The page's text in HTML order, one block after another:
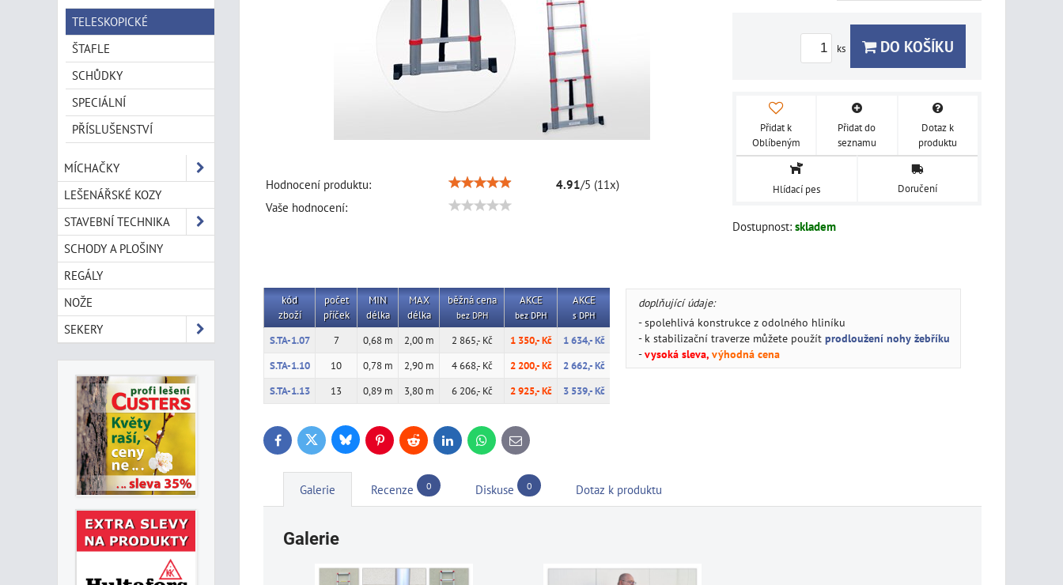
Hodnocení produktu: 4.91/5 (11x)
Vaše hodnocení:
ks DO KOŠÍKU
Přidat k
Oblíbeným
Přidat do
seznamu
Dotaz k
produktu
Hlídací pes Doručení
Dostupnost: skladem
kód
zboží
počet
příček
MIN
délka
MAX
délka
běžná cena
bez DPH
AKCE
bez DPH
AKCE
s DPH
S.TA-1.07 7 0,68 m 2,00 m 2 865,- Kč 1 350,- Kč
1 634,- Kč
S.TA-1.10
10 0,78 m 2,90 m 4 668,- Kč 2 200,- Kč
2 662,- Kč
S.TA-1.13
13 0,89 m 3,80 m 6 206,- Kč 2 925,- Kč 3 539,- Kč
doplňující údaje:
- spolehlivá konstrukce z odolného hliníku
- k stabilizační traverze můžete použít prodloužení nohy žebříku
-vysoká sleva, výhodná cena
FacebookTwitter BlueskyPinterestReddit LinkedInWhatsApp
E-
mail
Galerie Recenze 0 Diskuse 0 Dotaz k produktu
Galerie
TELESKOPICKÉ
ŠTAFLE
SCHŮDKY
SPECIÁLNÍ
PŘÍSLUŠENSTVÍ
MÍCHAČKY
LEŠENÁŘSKÉ KOZY
STAVEBNÍ TECHNIKA
SCHODY A PLOŠINY
REGÁLY
NOŽE
SEKERY